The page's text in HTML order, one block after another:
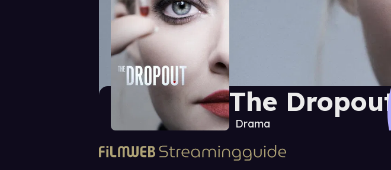
The Dropout
Drama